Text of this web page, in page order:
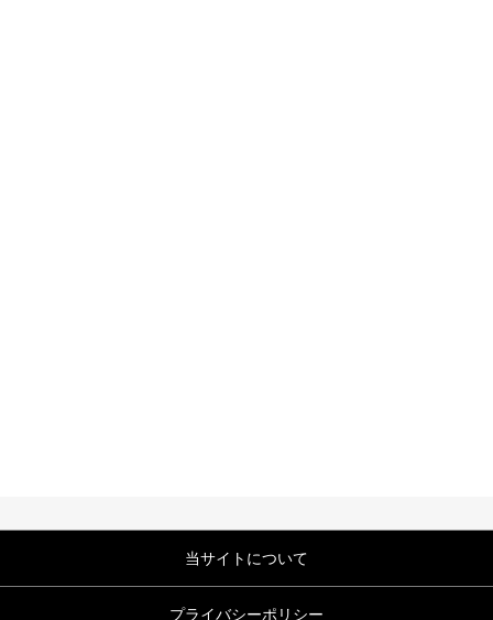
当サイトについて
プライバシーポリシー